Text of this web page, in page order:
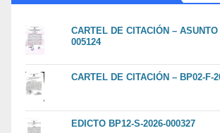
CARTEL DE CITACIÓN – ASUNTO
005124
CARTEL DE CITACIÓN – BP02-F-
EDICTO BP12-S-2026-000327